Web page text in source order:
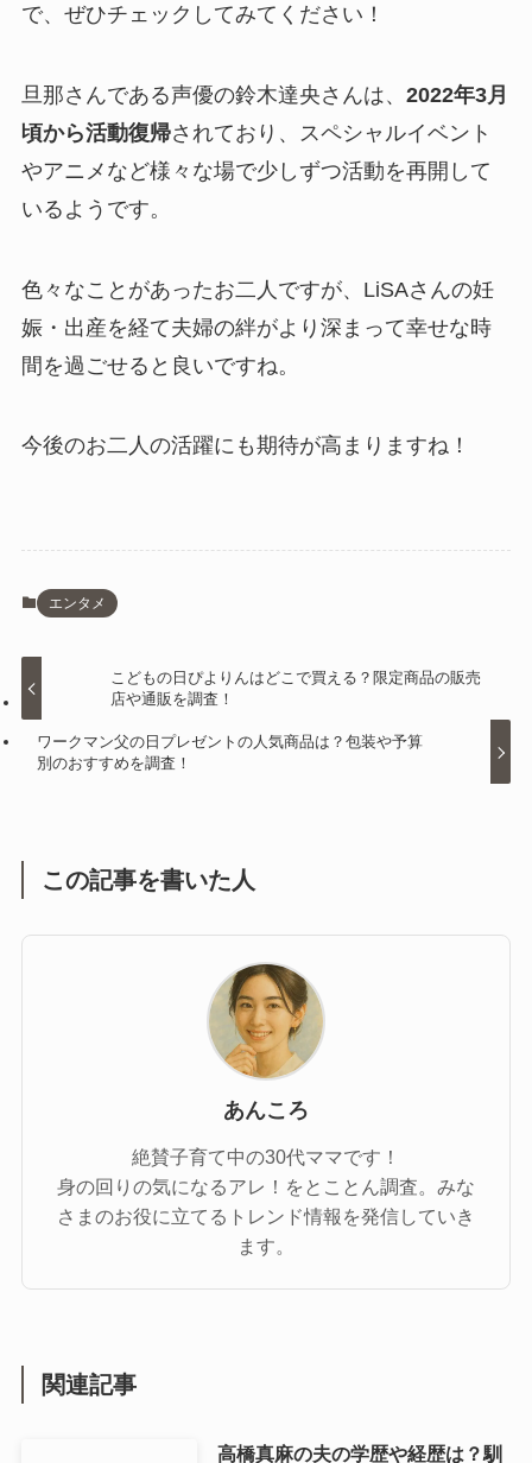
で、ぜひチェックしてみてください！
旦那さんである声優の鈴木達央さんは、 2022年3月
頃から活動復帰されており、スペシャルイベント
やアニメなど様々な場で少しずつ活動を再開して
いるようです。
色々なことがあったお二人ですが、LiSAさんの妊
娠・出産を経て夫婦の絆がより深まって幸せな時
間を過ごせると良いですね。
今後のお二人の活躍にも期待が高まりますね！
エンタメ
こどもの日ぴよりんはどこで買える？限定商品の販売
店や通販を調査！
ワークマン父の日プレゼントの人気商品は？包装や予算
別のおすすめを調査！
この記事を書いた人
あんころ
絶賛子育て中の30代ママです！
身の回りの気になるアレ！をとことん調査。みな
さまのお役に立てるトレンド情報を発信していき
ます。
関連記事
高橋真麻の夫の学歴や経歴は？馴